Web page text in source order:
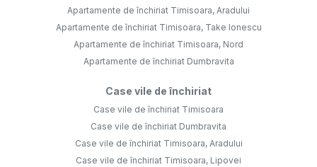
Apartamente de închiriat Timisoara, Aradului
Apartamente de închiriat Timisoara, Take Ionescu
Apartamente de închiriat Timisoara, Nord
Apartamente de închiriat Dumbravita
Case vile de închiriat
Case vile de închiriat Timisoara
Case vile de închiriat Dumbravita
Case vile de închiriat Timisoara, Aradului
Case vile de închiriat Timisoara, Lipovei